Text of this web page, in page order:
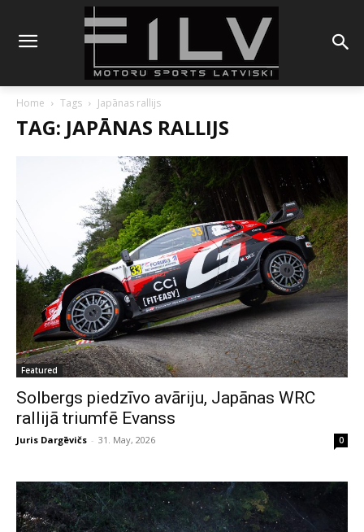
Home Tags Japānas rallijs
TAG: JAPĀNAS RALLIJS
Featured
Solbergs piedzīvo avāriju, Japānas WRC
rallijā triumfē Evanss
Juris Dargēvičs - 31. May, 2026 0